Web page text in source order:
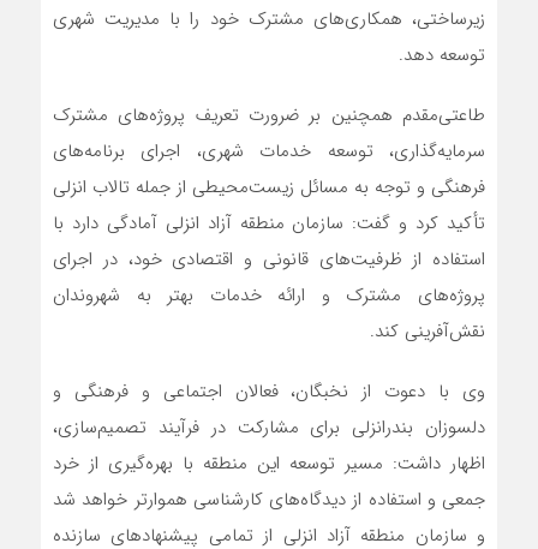
زیرساختی، همکاری‌های مشترک خود را با مدیریت شهری
توسعه دهد.
طاعتی‌مقدم همچنین بر ضرورت تعریف پروژه‌های مشترک
سرمایه‌گذاری، توسعه خدمات شهری، اجرای برنامه‌های
فرهنگی و توجه به مسائل زیست‌محیطی از جمله تالاب انزلی
تأکید کرد و گفت: سازمان منطقه آزاد انزلی آمادگی دارد با
استفاده از ظرفیت‌های قانونی و اقتصادی خود، در اجرای
پروژه‌های مشترک و ارائه خدمات بهتر به شهروندان
نقش‌آفرینی کند.
وی با دعوت از نخبگان، فعالان اجتماعی و فرهنگی و
دلسوزان بندرانزلی برای مشارکت در فرآیند تصمیم‌سازی،
اظهار داشت: مسیر توسعه این منطقه با بهره‌گیری از خرد
جمعی و استفاده از دیدگاه‌های کارشناسی هموارتر خواهد شد
و سازمان منطقه آزاد انزلی از تمامی پیشنهادهای سازنده